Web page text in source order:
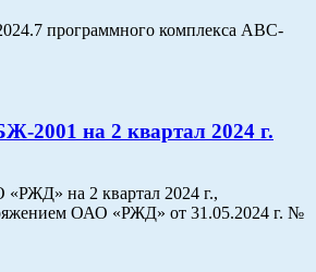
программного комплекса АВС-
2001 на 2 квартал 2024 г.
на 2 квартал 2024 г.,
ОАО «РЖД» от 31.05.2024 г. №